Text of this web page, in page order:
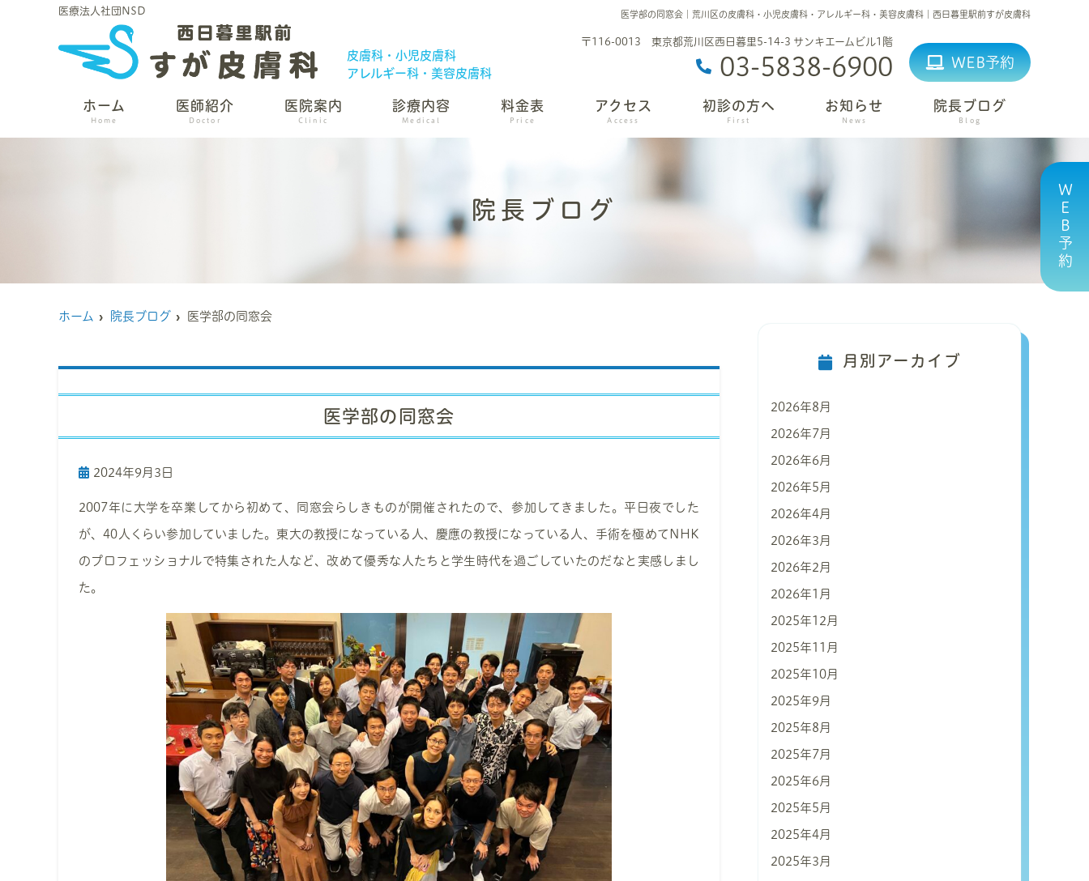
医療法人社団NSD 医学部の同窓会｜荒川区の皮膚科・小児皮膚科・アレルギー科・美容皮膚科｜西日暮里駅前すが皮膚科
皮膚科・小児皮膚科
アレルギー科・美容皮膚科
〒116-0013 東京都荒川区西日暮里5-14-3 サンキエームビル1階
03-5838-6900 WEB予約
ホーム
Home
医師紹介
Doctor
医院案内
Clinic
診療内容
Medical
料金表
Price
アクセス
Access
初診の方へ
First
お知らせ
News
院長ブログ
Blog
ＷＥＢ予約
院長ブログ
ホーム 院長ブログ 医学部の同窓会
医学部の同窓会
2024年9月3日
2007年に大学を卒業してから初めて、同窓会らしきものが開催されたので、参加してきました。平日夜でした
が、40人くらい参加していました。東大の教授になっている人、慶應の教授になっている人、手術を極めてNHK
のプロフェッショナルで特集された人など、改めて優秀な人たちと学生時代を過ごしていたのだなと実感しまし
た。
月別アーカイブ
2026年8月
2026年7月
2026年6月
2026年5月
2026年4月
2026年3月
2026年2月
2026年1月
2025年12月
2025年11月
2025年10月
2025年9月
2025年8月
2025年7月
2025年6月
2025年5月
2025年4月
2025年3月